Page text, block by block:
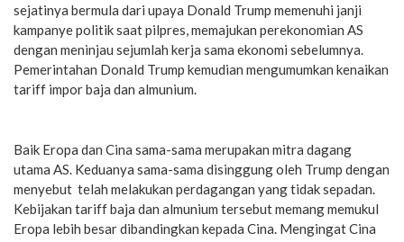
sejatinya bermula dari upaya Donald Trump memenuhi janji
kampanye politik saat pilpres, memajukan perekonomian AS
dengan meninjau sejumlah kerja sama ekonomi sebelumnya.
Pemerintahan Donald Trump kemudian mengumumkan kenaikan
tariff impor baja dan almunium.
Baik Eropa dan Cina sama-sama merupakan mitra dagang
utama AS. Keduanya sama-sama disinggung oleh Trump dengan
menyebut telah melakukan perdagangan yang tidak sepadan.
Kebijakan tariff baja dan almunium tersebut memang memukul
Eropa lebih besar dibandingkan kepada Cina. Mengingat Cina